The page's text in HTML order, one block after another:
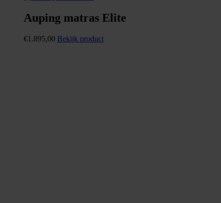
Auping matras Elite
€1.895,00 Bekijk product